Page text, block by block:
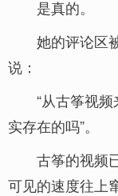
是真的。
她的评论区
说：
“从古筝视频
实存在的吗”。
古筝的视频
可见的速度往上窜